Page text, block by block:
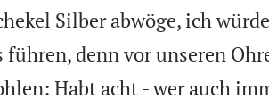
Silber abwöge, ich
führen, denn vor unseren
Habt acht - wer auch